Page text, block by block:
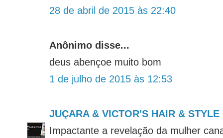
28 de abril de 2015 às 22:40
Anônimo disse...
deus abençoe muito bom
1 de julho de 2015 às 12:53
JUÇARA & VICTOR'S HAIR & STYLE
Impactante a revelação da mulher